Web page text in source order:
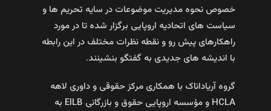
خصوص نحوه مدیریت موضوعات در سایه تحریم ها و
سیاست هاى اتحادیه اروپایى برگزار شده تا در مورد
راهکارهاى پیش رو و نقطه نظرات مختلف در این رابطه
با اندیشه هاى جدیدى به گفتگو بنشینند.
گروه آریاداناک با همکاری مرکز حقوقی و داوری لاهه
HCLA و مؤسسه اروپایی حقوق و بازرگانی EILB به